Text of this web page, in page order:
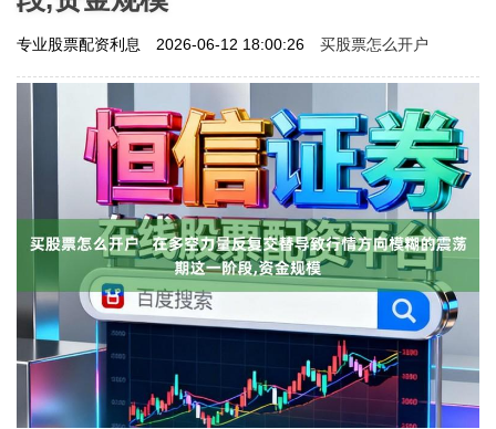
专业股票配资利息 2026-06-12 18:00:26 买股票怎么开户